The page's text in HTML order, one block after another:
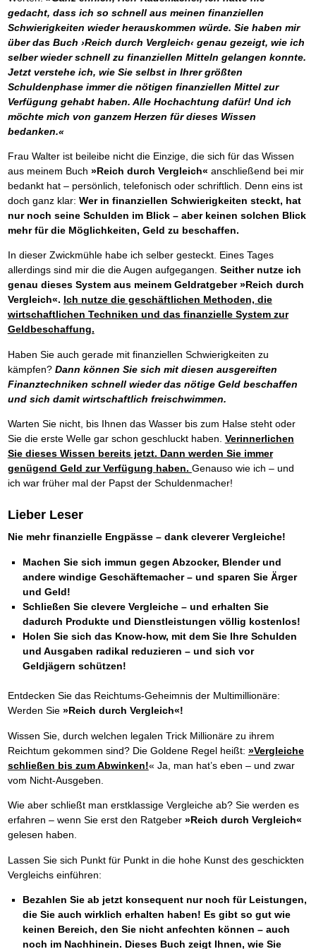
Ihren Zeitgewinn maximieren
GbR-Vertrag mit beschränkter Haftung BRANDNEU
GbR als Einzelperson gründen
gedacht, dass ich so schnell aus meinen finanziellen
Schwierigkeiten wieder herauskommen würde. Sie haben mir
über das Buch ›Reich durch Vergleich‹ genau gezeigt, wie ich
selber wieder schnell zu finanziellen Mitteln gelangen konnte.
Jetzt verstehe ich, wie Sie selbst in Ihrer größten
Schuldenphase immer die nötigen finanziellen Mittel zur
Verfügung gehabt haben. Alle Hochachtung dafür! Und ich
möchte mich von ganzem Herzen für dieses Wissen
bedanken.«
Frau Walter ist beileibe nicht die Einzige, die sich für das Wissen
aus meinem Buch »Reich durch Vergleich« anschließend bei mir
bedankt hat – persönlich, telefonisch oder schriftlich. Denn eins ist
doch ganz klar: Wer in finanziellen Schwierigkeiten steckt, hat
nur noch seine Schulden im Blick – aber keinen solchen Blick
mehr für die Möglichkeiten, Geld zu beschaffen.
In dieser Zwickmühle habe ich selber gesteckt. Eines Tages
allerdings sind mir die die Augen aufgegangen. Seither nutze ich
genau dieses System aus meinem Geldratgeber »Reich durch
Vergleich«. Ich nutze die geschäftlichen Methoden, die
wirtschaftlichen Techniken und das finanzielle System zur
Geldbeschaffung.
Haben Sie auch gerade mit finanziellen Schwierigkeiten zu
kämpfen? Dann können Sie sich mit diesen ausgereiften
Finanztechniken schnell wieder das nötige Geld beschaffen
und sich damit wirtschaftlich freischwimmen.
Warten Sie nicht, bis Ihnen das Wasser bis zum Halse steht oder
Sie die erste Welle gar schon geschluckt haben. Verinnerlichen
Sie dieses Wissen bereits jetzt. Dann werden Sie immer
genügend Geld zur Verfügung haben. Genauso wie ich – und
ich war früher mal der Papst der Schuldenmacher!
Lieber Leser
Nie mehr finanzielle Engpässe – dank cleverer Vergleiche!
Machen Sie sich immun gegen Abzocker, Blender und
andere windige Geschäftemacher – und sparen Sie Ärger
und Geld!
Schließen Sie clevere Vergleiche – und erhalten Sie
dadurch Produkte und Dienstleistungen völlig kostenlos!
Holen Sie sich das Know-how, mit dem Sie Ihre Schulden
und Ausgaben radikal reduzieren – und sich vor
Geldjägern schützen!
Entdecken Sie das Reichtums-Geheimnis der Multimillionäre:
Werden Sie »Reich durch Vergleich«!
Wissen Sie, durch welchen legalen Trick Millionäre zu ihrem
Reichtum gekommen sind? Die Goldene Regel heißt: »Vergleiche
schließen bis zum Abwinken!« Ja, man hat’s eben – und zwar
vom Nicht-Ausgeben.
Wie aber schließt man erstklassige Vergleiche ab? Sie werden es
erfahren – wenn Sie erst den Ratgeber »Reich durch Vergleich«
gelesen haben.
Lassen Sie sich Punkt für Punkt in die hohe Kunst des geschickten
Vergleichs einführen:
Bezahlen Sie ab jetzt konsequent nur noch für Leistungen,
die Sie auch wirklich erhalten haben! Es gibt so gut wie
keinen Bereich, den Sie nicht anfechten können – auch
noch im Nachhinein. Dieses Buch zeigt Ihnen, wie Sie